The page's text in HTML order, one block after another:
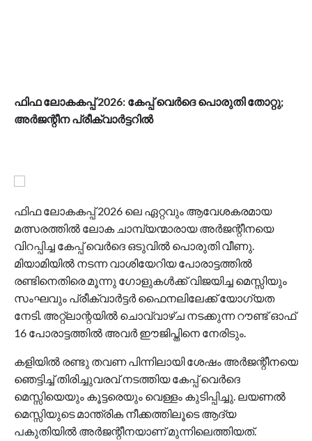
ഫിഫ ലോകകപ്പ് 2026: കേപ്പ് വെർദെ പൊരുതി തോറ്റു;
അർജന്റീന പ്രീക്വാർട്ടറിൽ
ഫിഫ ലോകകപ്പ്2026 ലെ ഏറ്റവും ആവേശകരമായ
മത്സരത്തിൽ ലോക ചാമ്പ്യന്മാരായ അർജന്റീനയെ
വിറപ്പിച്ച കേപ്പ്വെർദെ ഒടുവിൽ പൊരുതി വീണു.
മിയാമിയിൽ നടന്ന വാശിയേറിയ പോരാട്ടത്തിൽ
രണ്ടിനെതിരെ മൂന്നു ഗോളുകൾക്ക്വിജയിച്ച മെസ്സിയും
സംഘവും പ്രീക്വാർട്ടർ ഫൈനലിലേക്ക്യോഗ്യത
നേടി. അറ്റ്ലാന്റയിൽ ചൊവ്വാഴ്ച നടക്കുന്ന റൗണ്ട്ഓഫ്
16 പോരാട്ടത്തിൽ അവർ ഈജിപ്തിനെ നേരിടും.
കളിയിൽ രണ്ടു തവണ പിന്നിലായി ശേഷം അർജന്റീനയെ
ഞെട്ടിച്ച്തിരിച്ചുവരവ്നടത്തിയ കേപ്പ്വെർദെ
മെസ്സിയെയും കൂട്ടരെയും വെള്ളം കുടിപ്പിച്ചു. ലയണൽ
മെസ്സിയുടെ മാന്ത്രിക നീക്കത്തിലൂടെ ആദ്യ
പകുതിയിൽ അർജന്റീനയാണ്മുന്നിലെത്തിയത്.